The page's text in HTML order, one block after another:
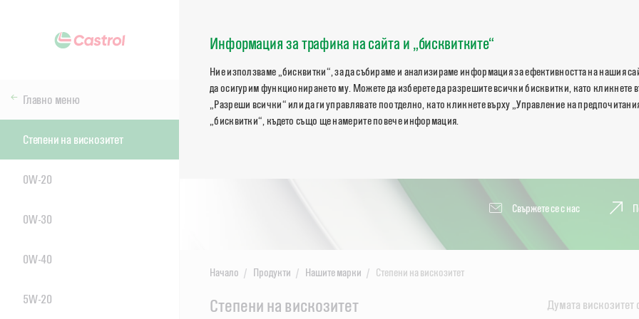
Информация за трафика на сайта и „бисквитките“
Ние използваме „бисквитки“, за да събираме и анализираме информация за ефективността на нашия
да осигурим функционирането му. Можете да изберете да разрешите всички бисквитки, като кликнете
„Разреши всички“ или да ги управлявате поотделно, като кликнете върху „Управление на
„бисквитки“, където също ще намерите повече информация.
Свържете се с нас
Главно меню
Степени на вискозитет
0W-20
0W-30
0W-40
5W-20
Начало Продукти Нашите марки Степени на вискозитет
Степени на вискозитет
Думата